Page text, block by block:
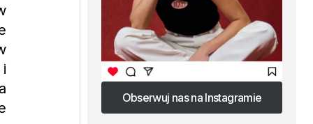
Obserwuj nas na Instagramie
Obserwuj nas na Instagramie